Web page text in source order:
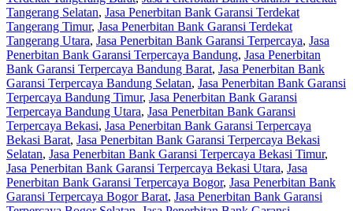
Tangerang Selatan, Jasa Penerbitan Bank Garansi Terdekat
Tangerang Timur, Jasa Penerbitan Bank Garansi Terdekat
Tangerang Utara, Jasa Penerbitan Bank Garansi Terpercaya, Jasa
Penerbitan Bank Garansi Terpercaya Bandung, Jasa Penerbitan
Bank Garansi Terpercaya Bandung Barat, Jasa Penerbitan Bank
Garansi Terpercaya Bandung Selatan, Jasa Penerbitan Bank Garansi
Terpercaya Bandung Timur, Jasa Penerbitan Bank Garansi
Terpercaya Bandung Utara, Jasa Penerbitan Bank Garansi
Terpercaya Bekasi, Jasa Penerbitan Bank Garansi Terpercaya
Bekasi Barat, Jasa Penerbitan Bank Garansi Terpercaya Bekasi
Selatan, Jasa Penerbitan Bank Garansi Terpercaya Bekasi Timur,
Jasa Penerbitan Bank Garansi Terpercaya Bekasi Utara, Jasa
Penerbitan Bank Garansi Terpercaya Bogor, Jasa Penerbitan Bank
Garansi Terpercaya Bogor Barat, Jasa Penerbitan Bank Garansi